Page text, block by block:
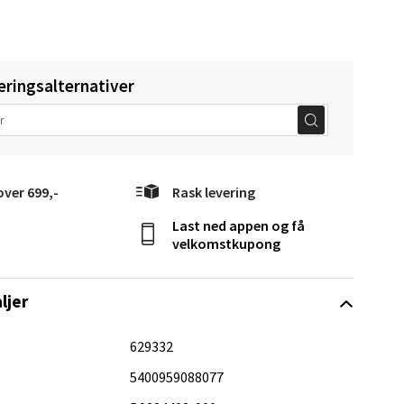
699,- Rask levering
Last ned appen og få
velkomstkupong
629332
5400959088077
g